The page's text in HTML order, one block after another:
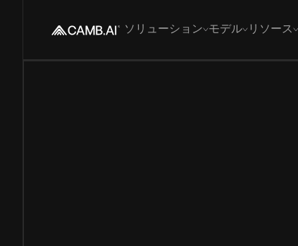
ソリューション モデル リソース